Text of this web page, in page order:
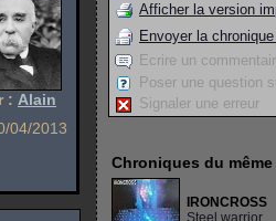
: Alain
04/2013
Afficher la version
Envoyer la chronique
Ecrire un
Poser une question
Signaler une erreur
Chroniques du
IRONCROSS
Steel warrior